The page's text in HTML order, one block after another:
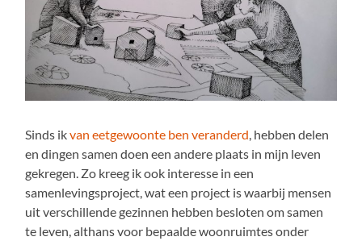
Sinds ikvan eetgewoonte ben veranderd , hebben delen
en dingen samen doen een andere plaats in mijn leven
gekregen. Zo kreeg ik ook interesse in een
samenlevingsproject, wat een project is waarbij mensen
uit verschillende gezinnen hebben besloten om samen
te leven, althans voor bepaalde woonruimtes onder